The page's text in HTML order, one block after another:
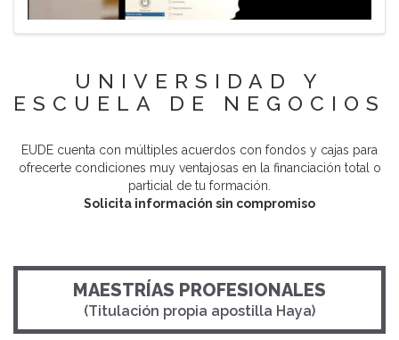
UNIVERSIDAD Y
ESCUELA DE NEGOCIOS
EUDE cuenta con múltiples acuerdos con fondos y cajas para
ofrecerte condiciones muy ventajosas en la financiación total o
particial de tu formación.
Solicita información sin compromiso
MAESTRÍAS PROFESIONALES
(Titulación propia apostilla Haya)